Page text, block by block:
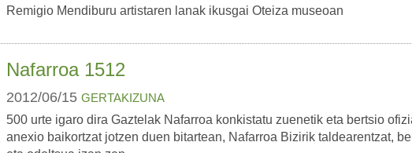
Remigio Mendiburu artistaren lanak ikusgai Oteiza museoan
Nafarroa 1512
2012/06/15 GERTAKIZUNA
500 urte igaro dira Gaztelak Nafarroa konkistatu zuenetik eta bertsio
anexio baikortzat jotzen duen bitartean, Nafarroa Bizirik taldearentzat,